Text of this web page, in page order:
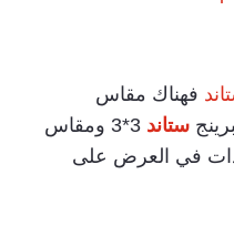
فهناك مقاس
ستاند
3*3 ومقاس
وحدات في العرض على